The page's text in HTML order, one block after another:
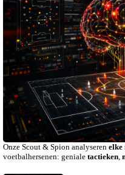
Onze Scout & Spion analyseren elke
voetbalhersenen: geniale tactieken,